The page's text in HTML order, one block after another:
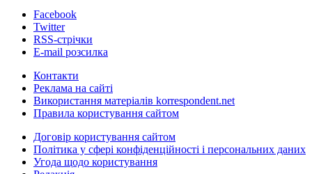
Facebook
Twitter
RSS-стрічки
E-mail розсилка
Контакти
Реклама на сайті
Використання матеріалів korrespondent.net
Правила користування сайтом
Договір користування сайтом
Політика у сфері конфіденційності і персональних даних
Угода щодо користування